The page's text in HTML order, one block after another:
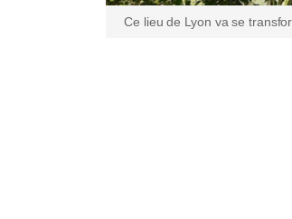
Ce lieu de Lyon va se